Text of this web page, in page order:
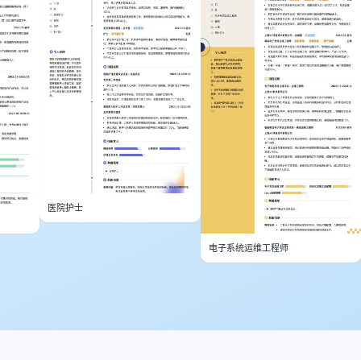
医院护士
电子系统运维工程师